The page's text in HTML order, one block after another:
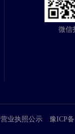
微信
营业执照公示 豫ICP